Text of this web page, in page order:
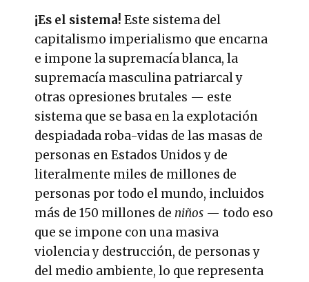
¡Es el sistema! Este sistema del
capitalismo imperialismo que encarna
e impone la supremacía blanca, la
supremacía masculina patriarcal y
otras opresiones brutales — este
sistema que se basa en la explotación
despiadada roba-vidas de las masas de
personas en Estados Unidos y de
literalmente miles de millones de
personas por todo el mundo, incluidos
más de 150 millones de niños — todo eso
que se impone con una masiva
violencia y destrucción, de personas y
del medio ambiente, lo que representa